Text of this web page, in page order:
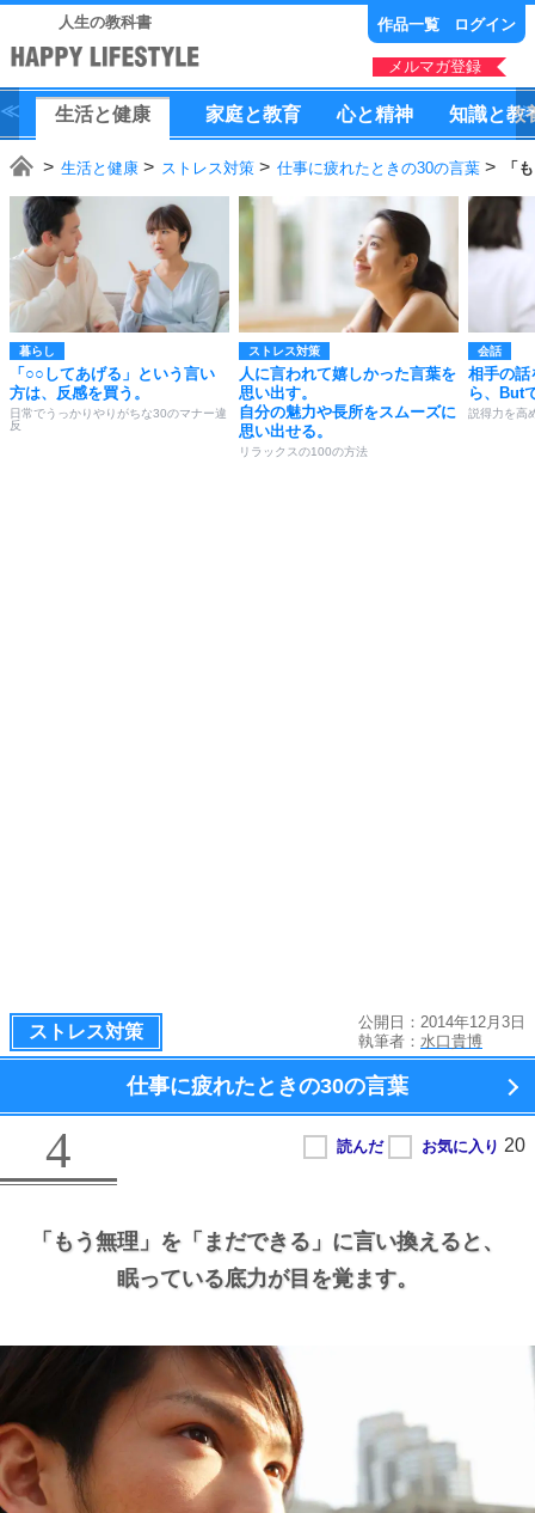
人生の教科書 作品一覧 ログイン
メルマガ登録
生活と健康 家庭と教育 心と精神 知識と教
生活と健康 ストレス対策 仕事に疲れたときの30の言葉 「
暮らし
「○○してあげる」という言い
方は、反感を買う。
日常でうっかりやりがちな30のマナー違
反
ストレス対策
人に言われて嬉しかった言葉を
思い出す。
自分の魅力や長所をスムーズに
思い出せる。
リラックスの100の方法
会話
相手の話
ら、But
説得力を高
ストレス対策
公開日：2014年12月3日
執筆者： 水口貴博
仕事に疲れたときの30の言葉
4
「もう無理」を 「まだできる」に言い換えると、
眠っている底力が目を覚ます。